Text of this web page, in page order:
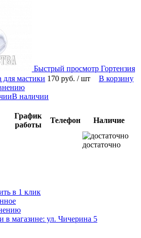
Быстрый просмотр Гортензия
для мастики 170 руб. / шт
В корзину
В наличии
График
работы
Телефон
Наличие
достаточно
в 1 клик
в магазине: ул. Чичерина 5